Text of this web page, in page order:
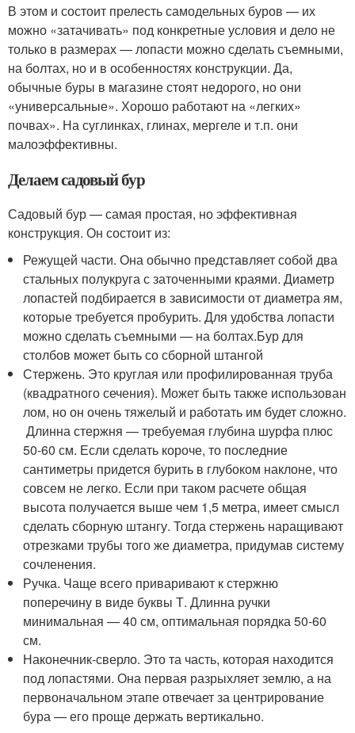
В этом и состоит прелесть самодельных буров — их
можно «затачивать» под конкретные условия и дело не
только в размерах — лопасти можно сделать съемными,
на болтах, но и в особенностях конструкции. Да,
обычные буры в магазине стоят недорого, но они
«универсальные». Хорошо работают на «легких»
почвах». На суглинках, глинах, мергеле и т.п. они
малоэффективны.
Делаем садовый бур
Садовый бур — самая простая, но эффективная
конструкция. Он состоит из:
Режущей части. Она обычно представляет собой два
стальных полукруга с заточенными краями. Диаметр
лопастей подбирается в зависимости от диаметра ям,
которые требуется пробурить. Для удобства лопасти
можно сделать съемными — на болтах.Бур для
столбов может быть со сборной штангой
Стержень. Это круглая или профилированная труба
(квадратного сечения). Может быть также использован
лом, но он очень тяжелый и работать им будет сложно.
Длинна стержня — требуемая глубина шурфа плюс
50-60 см. Если сделать короче, то последние
сантиметры придется бурить в глубоком наклоне, что
совсем не легко. Если при таком расчете общая
высота получается выше чем 1,5 метра, имеет смысл
сделать сборную штангу. Тогда стержень наращивают
отрезками трубы того же диаметра, придумав систему
сочленения.
Ручка. Чаще всего приваривают к стержню
поперечину в виде буквы Т. Длинна ручки
минимальная — 40 см, оптимальная порядка 50-60
см.
Наконечник-сверло. Это та часть, которая находится
под лопастями. Она первая разрыхляет землю, а на
первоначальном этапе отвечает за центрирование
бура — его проще держать вертикально.